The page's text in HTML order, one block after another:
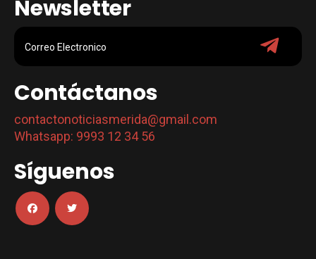
Newsletter
Contáctanos
contactonoticiasmerida@gmail.com
Whatsapp: 9993 12 34 56
Síguenos